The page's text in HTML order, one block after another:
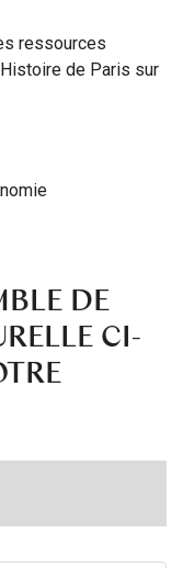
ressources
de Paris sur
DE
CI-